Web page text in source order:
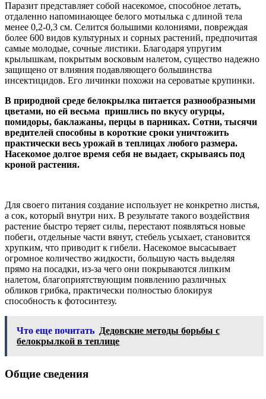
Паразит представляет собой насекомое, способное летать,
отдаленно напоминающее белого мотылька с длиной тела
менее 0,2-0,3 см. Селится большими колониями, повреждая
более 600 видов культурных и сорных растений, предпочитая
самые молодые, сочные листики. Благодаря упругим
крылышкам, покрытым восковым налетом, существо надежно
защищено от влияния подавляющего большинства
инсектицидов. Его личинки похожи на сероватые крупинки.
В природной среде белокрылка питается разнообразными
цветами, но ей весьма пришлись по вкусу огурцы,
помидоры, баклажаны, перцы в парниках. Сотни, тысячи
вредителей способны в короткие сроки уничтожить
практически весь урожай в теплицах любого размера.
Насекомое долгое время себя не выдает, скрываясь под
кроной растения.
Для своего питания создание использует не конкретно листья,
а сок, который внутри них. В результате такого воздействия
растение быстро теряет силы, перестают появляться новые
побеги, отдельные части вянут, стебель усыхает, становится
хрупким, что приводит к гибели. Насекомое высасывает
огромное количество жидкости, большую часть выделяя
прямо на посадки, из-за чего они покрываются липким
налетом, благоприятствующим появлению различных
обликов грибка, практически полностью блокируя
способность к фотосинтезу.
Что еще почитать Дедовские методы борьбы с
белокрылкой в теплице
Общие сведения